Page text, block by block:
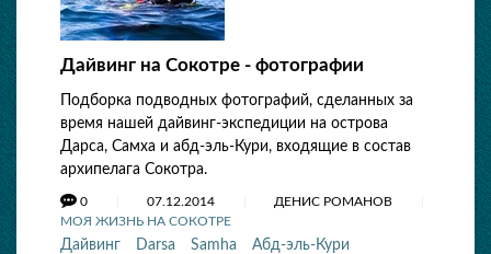
Дайвинг на Сокотре - фотографии
Подборка подводных фотографий, сделанных за
время нашей дайвинг-экспедиции на острова
Дарса, Самха и абд-эль-Кури, входящие в состав
архипелага Сокотра.
0 07.12.2014
ДЕНИС РОМАНОВ
МОЯ ЖИЗНЬ НА СОКОТРЕ
Дайвинг Darsa Samha
Абд-эль-Кури